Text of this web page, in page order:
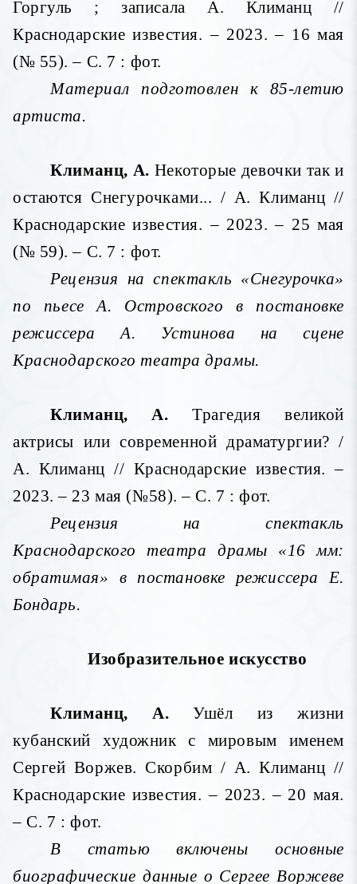
Горгуль ; записала А. Климанц //
Краснодарские известия. – 2023. – 16 мая
(№ 55). – С. 7 : фот.
Материал подготовлен к 85-летию
артиста.
Климанц, А. Некоторые девочки так и
остаются Снегурочками... / А. Климанц //
Краснодарские известия. – 2023. – 25 мая
(№ 59). – С. 7 : фот.
Рецензия на спектакль «Снегурочка»
по пьесе А. Островского в постановке
режиссера А. Устинова на сцене
Краснодарского театра драмы.
Климанц, А.Трагедия великой
актрисы или современной драматургии? /
А. Климанц // Краснодарские известия. –
2023. – 23 мая (№58). – С. 7 : фот.
Рецензия на спектакль
Краснодарского театра драмы «16 мм:
обратимая» в постановке режиссера Е.
Бондарь.
Изобразительное искусство
Климанц, А.Ушёл из жизни
кубанский художник с мировым именем
Сергей Воржев. Скорбим / А. Климанц //
Краснодарские известия. – 2023. – 20 мая.
– С. 7 : фот.
В статью включены основные
биографические данные о Сергее Воржеве